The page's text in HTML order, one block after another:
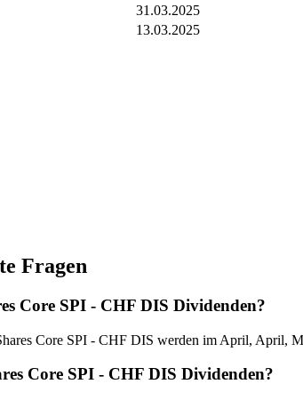
31.03.2025
13.03.2025
Fragen
Core SPI - CHF DIS Dividenden?
Core SPI - CHF DIS werden im April, April,
Core SPI - CHF DIS Dividenden?